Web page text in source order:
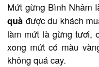
Mứt gừng Bình Nhâm
quà được du khách
làm mứt là gừng tươi,
xong mứt có màu
không quá cay.